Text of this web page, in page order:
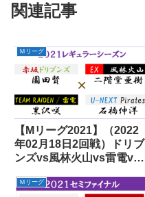
関連記事
Ｍリーグ
【Mリーグ2021】（2022
年02月18日2回戦）ドリブ
ンズvs風林火山vs雷電vs
Ｍリーグ